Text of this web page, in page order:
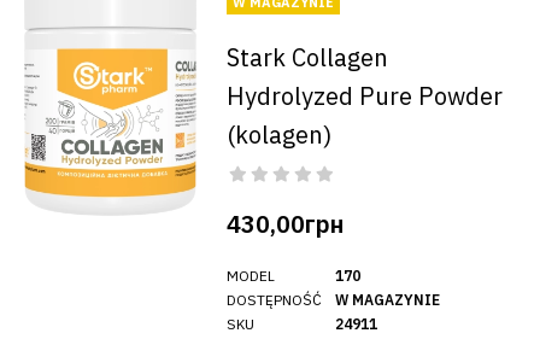
Stark Collagen
Hydrolyzed Pure Powder
(kolagen)
430,00грн
MODEL
DOSTĘPNOŚĆ
SKU
170
W MAGAZYNIE
24911